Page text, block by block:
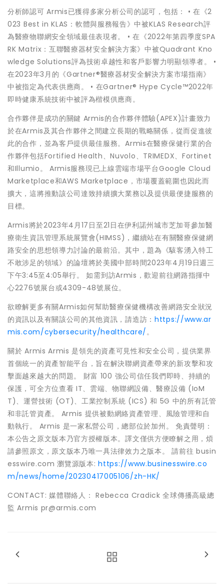
分析師認可 Armis已獲得多家分析公司的認可，包括： • 在《2
023 Best in KLAS：軟體與服務報告》中被KLAS Research評
為醫療物聯網安全領域最佳表現者。 • 在《2022年第四季度SPA
RK Matrix：互聯醫療器材安全解決方案》中被Quadrant Kno
wledge Solutions評為技術卓越性和客戶影響力明顯領導者。 •
在2023年3月的《Gartner®醫療器材安全解決方案市場指南》
中被指定為代表供應商。 • 在Gartner® Hype Cycle™2022年
即時健康系統技術中被評為楷模供應商。
合作夥伴是成功的關鍵 Armis的合作夥伴體驗(APEX)計畫致力
於在Armis及其合作夥伴之間建立長期的戰略關係，從而促進彼
此的合作，並為客戶提供最佳服務。Armis在醫療保健行業的合
作夥伴包括Fortified Health、Nuvolo、TRIMEDX、Fortinet
和Illumio。 Armis服務現已上線雲端市場平台Google Cloud
Marketplace和AWS Marketplace，市場覆蓋範圍也因此而
擴大，這將推動該公司達致持續擴大業務以及提供最便捷服務的
目標。
Armis將於2023年4月17日至21日在伊利諾州城市芝加哥參加醫
療衛生資訊管理系統展覽會(HIMSS)，繼續站在有關醫療保健網
路安全的思想領導力討論的最前沿。其中，題為《駭客湧入特工
不敢涉足的領域》的論壇將於美國中部時間2023年4月19日週三
下午3:45至4:05舉行。 如需到訪Armis，歡迎前往網路指揮中
心2276號展台或4309-48號展位。
欲瞭解更多有關Armis如何幫助醫療保健機構改善網路安全狀況
的資訊以及有關該公司的其他資訊，請造訪： https://www.ar
mis.com/cybersecurity/healthcare/。
關於 Armis Armis 是領先的資產可見性和安全公司，提供業界
首個統一的資產智能平台，旨在解決聯網資產帶來的新攻擊和攻
擊面越來越大的問題。 財富 100 強公司信任我們即時、持續的
保護，可全方位查看 IT、雲端、物聯網設備、醫療設備 (IoM
T)、運營技術 (OT)、工業控制系統 (ICS) 和 5G 中的所有託管
和非託管資產。 Armis 提供被動網絡資產管理、風險管理和自
動執行。 Armis 是一家私營公司，總部位於加州。 免責聲明：
本公告之原文版本乃官方授權版本。譯文僅供方便瞭解之用，煩
請參照原文，原文版本乃唯一具法律效力之版本。 請前往 busin
esswire.com 瀏覽源版本:https://www.businesswire.co
m/news/home/20230417005106/zh-HK/
CONTACT: 媒體聯絡人： Rebecca Cradick 全球傳播高級總
監 Armis pr@armis.com